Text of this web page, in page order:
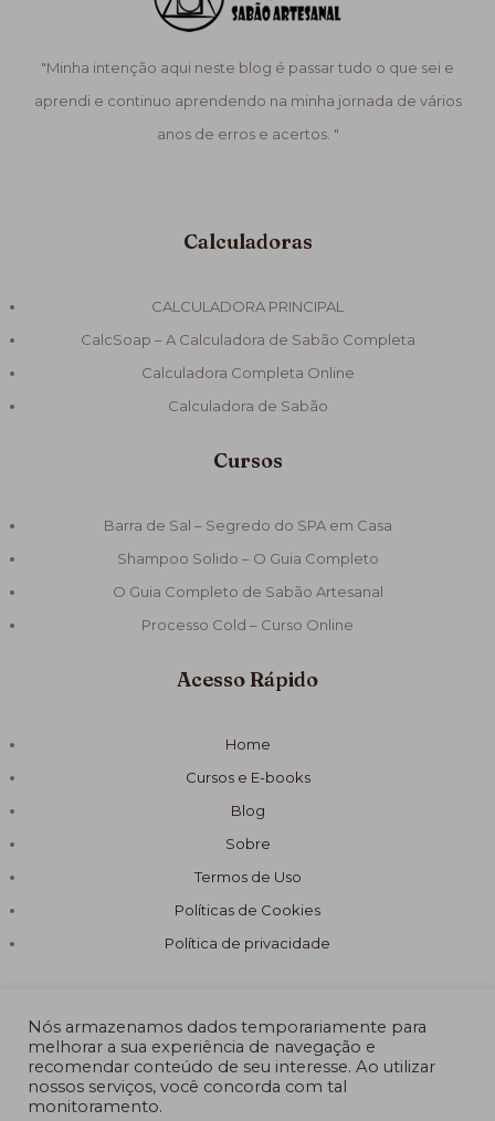
"Minha intenção aqui neste blog é passar tudo o que sei e
aprendi e continuo aprendendo na minha jornada de vários
anos de erros e acertos. "
Calculadoras
CALCULADORA PRINCIPAL
CalcSoap – A Calculadora de Sabão Completa
Calculadora Completa Online
Calculadora de Sabão
Cursos
Barra de Sal – Segredo do SPA em Casa
Shampoo Solido – O Guia Completo
O Guia Completo de Sabão Artesanal
Processo Cold – Curso Online
Acesso Rápido
Home
Cursos e E-books
Blog
Sobre
Termos de Uso
Políticas de Cookies
Política de privacidade
© 2026 Fórmula Sabão Artesanal
Nós armazenamos dados temporariamente para
melhorar a sua experiência de navegação e
recomendar conteúdo de seu interesse. Ao utilizar
nossos serviços, você concorda com tal
monitoramento.